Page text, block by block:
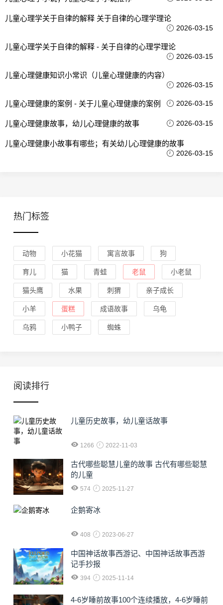
儿童心理学关于自律的解释 关于自律的心理学理论
2026-03-15
儿童心理学关于自律的解释 - 关于自律的心理学理论
2026-03-15
儿童心理健康知识小常识（儿童心理健康的内容）
2026-03-15
儿童心理健康的案例 - 关于儿童心理健康的案例 2026-03-15
儿童心理健康故事，幼儿心理健康的故事 2026-03-15
儿童心理健康小故事有哪些；有关幼儿心理健康的故事
2026-03-15
热门标签
动物 小花猫 寓言故事 狗
育儿 猫 青蛙 老鼠 小老鼠
猫头鹰 水果 刺猬 亲子成长
小羊 蛋糕 成语故事 乌龟
乌鸦 小鸭子 蜘蛛
阅读排行
儿童历史故事，幼儿童话故事
1266 2022-11-03
古代哪些聪慧儿童的故事 古代有哪些聪慧
的儿童
574 2025-11-27
企鹅寄冰
408 2023-06-27
中国神话故事西游记、中国神话故事西游
记手抄报
394 2025-11-14
4-6岁睡前故事100个连续播放，4-6岁睡前